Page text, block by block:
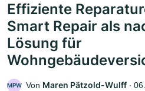
Effiziente
Smart Repair als
Lösung für
MPW Von Maren Pätzold-Wulff ‧